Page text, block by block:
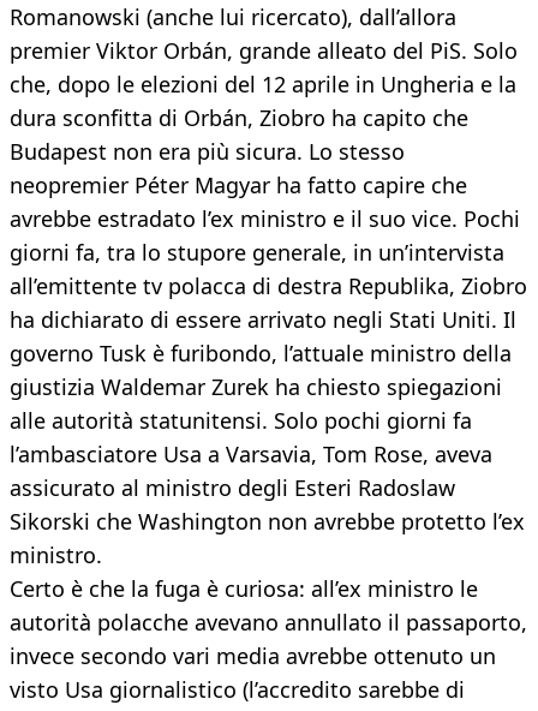
Romanowski (anche lui ricercato), dall’allora
premier Viktor Orbán, grande alleato del PiS. Solo
che, dopo le elezioni del 12 aprile in Ungheria e la
dura sconfitta di Orbán, Ziobro ha capito che
Budapest non era più sicura. Lo stesso
neopremier Péter Magyar ha fatto capire che
avrebbe estradato l’ex ministro e il suo vice. Pochi
giorni fa, tra lo stupore generale, in un’intervista
all’emittente tv polacca di destra Republika, Ziobro
ha dichiarato di essere arrivato negli Stati Uniti. Il
governo Tusk è furibondo, l’attuale ministro della
giustizia Waldemar Zurek ha chiesto spiegazioni
alle autorità statunitensi. Solo pochi giorni fa
l’ambasciatore Usa a Varsavia, Tom Rose, aveva
assicurato al ministro degli Esteri Radoslaw
Sikorski che Washington non avrebbe protetto l’ex
ministro.
Certo è che la fuga è curiosa: all’ex ministro le
autorità polacche avevano annullato il passaporto,
invece secondo vari media avrebbe ottenuto un
visto Usa giornalistico (l’accredito sarebbe di